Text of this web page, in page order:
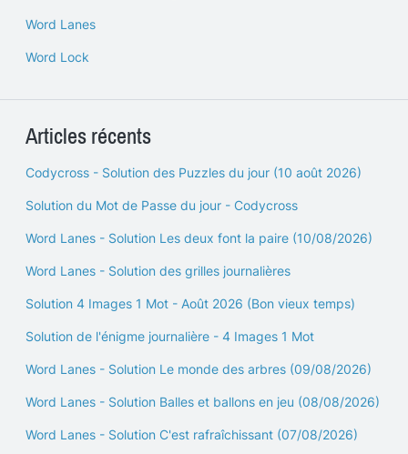
Word Lanes
Word Lock
Articles récents
Codycross - Solution des Puzzles du jour (10 août 2026)
Solution du Mot de Passe du jour - Codycross
Word Lanes - Solution Les deux font la paire (10/08/2026)
Word Lanes - Solution des grilles journalières
Solution 4 Images 1 Mot - Août 2026 (Bon vieux temps)
Solution de l'énigme journalière - 4 Images 1 Mot
Word Lanes - Solution Le monde des arbres (09/08/2026)
Word Lanes - Solution Balles et ballons en jeu (08/08/2026)
Word Lanes - Solution C'est rafraîchissant (07/08/2026)